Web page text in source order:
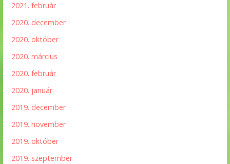
2021. február
2020. december
2020. október
2020. március
2020. február
2020. január
2019. december
2019. november
2019. október
2019. szeptember